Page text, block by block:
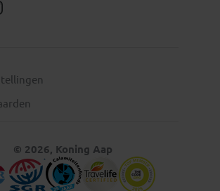
beschikken over de Nederlandse of
dienen zelf contact op te nemen
ambassade(s) en hun eventuele visum
© 2026, Koning Aap